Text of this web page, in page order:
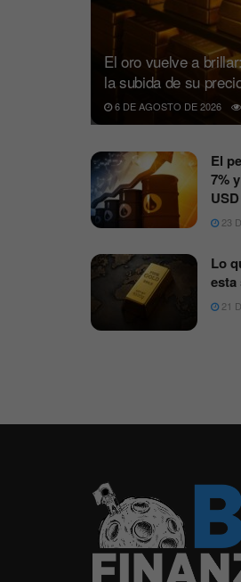
El oro vuelve a
la subida de su
6 DE AGOSTO DE 2026
El
7%
USD
23
Lo
esta
21